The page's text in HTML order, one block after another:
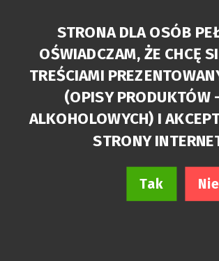
STRONA DLA OSÓB
OŚWIADCZAM, ŻE CHCĘ
TREŚCIAMI
(OPISY PRODUKTÓW
ALKOHOLOWYCH) I
STRONY
Tak Nie